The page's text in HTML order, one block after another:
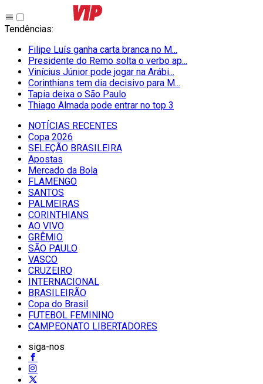
Tendências:
Filipe Luís ganha carta branca no M...
Presidente do Remo solta o verbo ap...
Vinícius Júnior pode jogar na Arábi...
Corinthians tem dia decisivo para M...
Tapia deixa o São Paulo
Thiago Almada pode entrar no top 3
NOTÍCIAS RECENTES
Copa 2026
SELEÇÃO BRASILEIRA
Apostas
Mercado da Bola
FLAMENGO
SANTOS
PALMEIRAS
CORINTHIANS
AO VIVO
GRÊMIO
SĀO PAULO
VASCO
CRUZEIRO
INTERNACIONAL
BRASILEIRÃO
Copa do Brasil
FUTEBOL FEMININO
CAMPEONATO LIBERTADORES
siga-nos